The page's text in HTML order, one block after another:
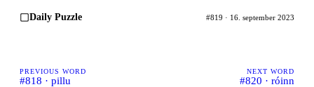
Daily Puzzle #819 · 16. september 2023
PREVIOUS WORD
#818 · pillu
NEXT WORD
#820 · róinn